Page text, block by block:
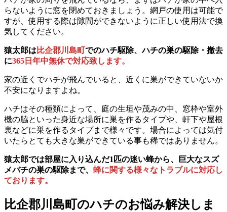
らないように窓を閉めておきましょう。網戸の使用は可能で
すが、使用する際は隙間ができないように正しい使用法で換
気してください。
猿太郎は 比企郡川島町でのハチ駆除、ハチの巣の駆除・撤去
に365日年中無休で対応致します。
家の近くでハチが飛んでいると、近くに巣ができていないか
不安になりますよね。
ハチはその種類によって、庭の生垣や茂みの中、窓枠や室外
機の脇といった身近な場所に巣を作るタイプや、軒下や屋根
裏などに巣を作るタイプまで様々です。場合によっては気付
いたらとても大きな巣ができている事も稀ではありません。
猿太郎では部屋に入り込んだ1匹の迷い蜂から、巨大なスズ
メバチの巣の駆除まで、 蜂に関する様々なトラブルに対応し
ております。
比企郡川島町のハチのお悩み解決しま